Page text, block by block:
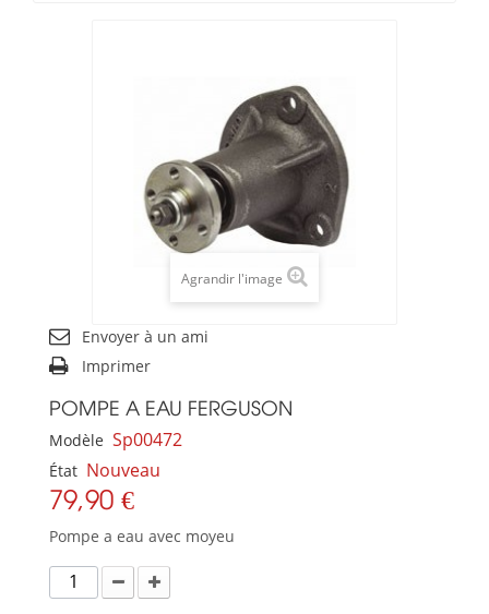
Agrandir l'image
Envoyer à un ami
Imprimer
POMPE A EAU FERGUSON
Modèle Sp00472
État Nouveau
79,90 €
Pompe a eau avec moyeu